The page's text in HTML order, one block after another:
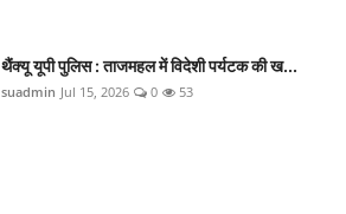
थैंक्यू यूपी पुलिस : ताजमहल में विदेशी पर्यटक की ख...
suadmin Jul 15, 2026 0 53